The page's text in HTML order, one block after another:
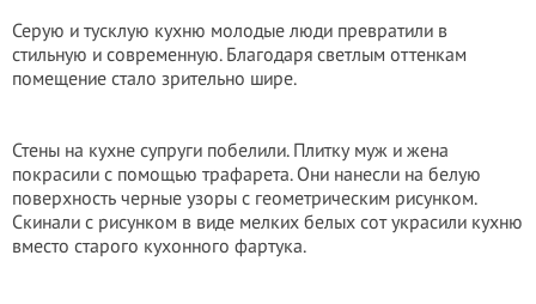
Серую и тусклую кухню молодые люди превратили в
стильную и современную. Благодаря светлым оттенкам
помещение стало зрительно шире.
Стены на кухне супруги побелили. Плитку муж и жена
покрасили с помощью трафарета. Они нанесли на белую
поверхность черные узоры с геометрическим рисунком.
Скинали с рисунком в виде мелких белых сот украсили кухню
вместо старого кухонного фартука.